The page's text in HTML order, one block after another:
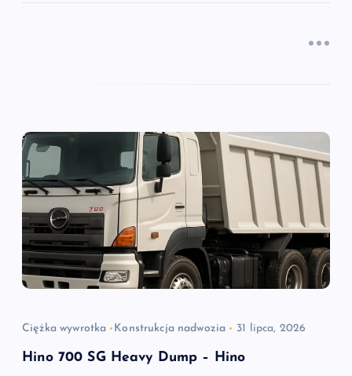
Ciężka wywrotka Konstrukcja nadwozia 31 lipca, 2026
Hino 700 SG Heavy Dump – Hino